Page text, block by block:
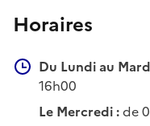
Horaires
Du Lundi au
16h00
Le Mercredi :de